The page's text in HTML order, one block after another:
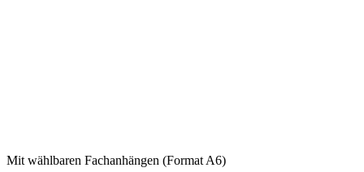
Mit wählbaren Fachanhängen (Format A6)